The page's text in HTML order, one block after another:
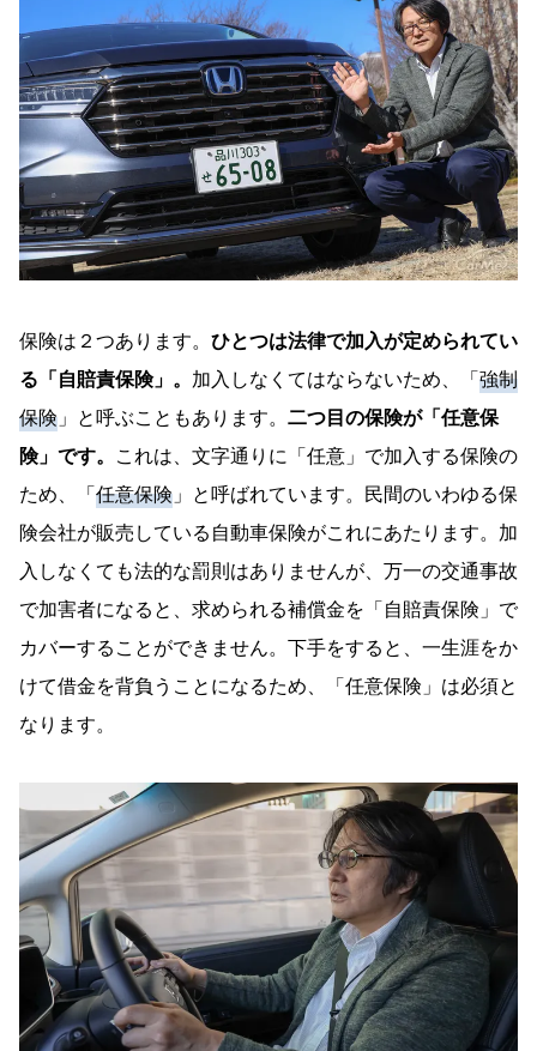
保険は２つあります。 ひとつは法律で加入が定められてい
る「自賠責保険」。 加入しなくてはならないため、「 強制
保険 」と呼ぶこともあります。 二つ目の保険が「任意保
険」です。
これは、文字通りに「任意」で加入する保険の
ため、「 任意保険 」と呼ばれています。民間のいわゆる保
険会社が販売している自動車保険がこれにあたります。加
入しなくても法的な罰則はありませんが、万一の交通事故
で加害者になると、求められる補償金を「自賠責保険」で
カバーすることができません。下手をすると、一生涯をか
けて借金を背負うことになるため、「任意保険」は必須と
なります。